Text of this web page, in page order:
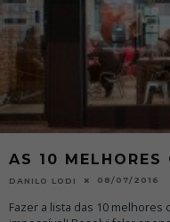
AS 10 MELHORES
DANILO LODI 08/07/2016
Fazer a lista das 10